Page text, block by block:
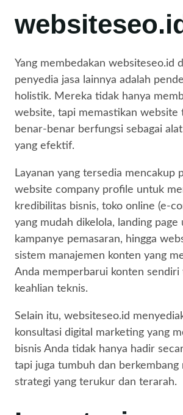
Yang membedakan websiteseo.id
penyedia jasa lainnya adalah
holistik. Mereka tidak hanya
website, tapi memastikan website
benar-benar berfungsi sebagai
yang efektif.
Layanan yang tersedia mencakup
website company profile untuk
kredibilitas bisnis, toko online (e-
yang mudah dikelola, landing page
kampanye pemasaran, hingga
sistem manajemen konten yang
Anda memperbarui konten sendiri
keahlian teknis.
Selain itu, websiteseo.id
konsultasi digital marketing yang
bisnis Anda tidak hanya hadir
tapi juga tumbuh dan berkembang
strategi yang terukur dan terarah.